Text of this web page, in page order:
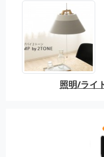
照明/ライ